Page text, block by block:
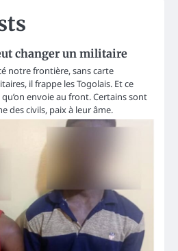
changer un militaire
notre frontière, sans carte
il frappe les Togolais. Et ce
envoie au front. Certains sont
des civils, paix à leur âme.